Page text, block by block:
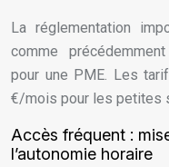
La réglementation
comme
pour une PME. Les
€/mois pour les petites
Accès fréquent :
l’autonomie horaire